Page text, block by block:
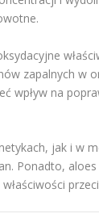
zapalnych w
wpływ na
jak i w
Ponadto,